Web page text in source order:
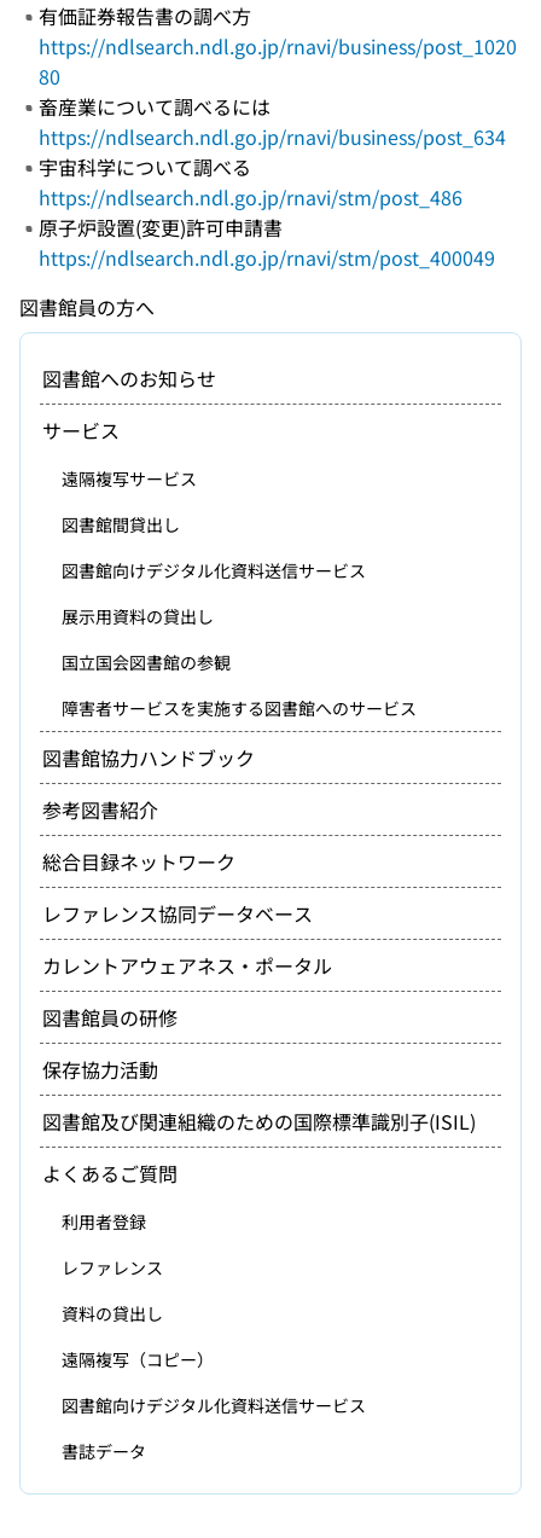
有価証券報告書の調べ方
https://ndlsearch.ndl.go.jp/rnavi/business/post_1020
80
畜産業について調べるには
https://ndlsearch.ndl.go.jp/rnavi/business/post_634
宇宙科学について調べる
https://ndlsearch.ndl.go.jp/rnavi/stm/post_486
原子炉設置(変更)許可申請書
https://ndlsearch.ndl.go.jp/rnavi/stm/post_400049
図書館員の方へ
図書館へのお知らせ
サービス
遠隔複写サービス
図書館間貸出し
図書館向けデジタル化資料送信サービス
展示用資料の貸出し
国立国会図書館の参観
障害者サービスを実施する図書館へのサービス
図書館協力ハンドブック
参考図書紹介
総合目録ネットワーク
レファレンス協同データベース
カレントアウェアネス・ポータル
図書館員の研修
保存協力活動
図書館及び関連組織のための国際標準識別子(ISIL)
よくあるご質問
利用者登録
レファレンス
資料の貸出し
遠隔複写（コピー）
図書館向けデジタル化資料送信サービス
書誌データ